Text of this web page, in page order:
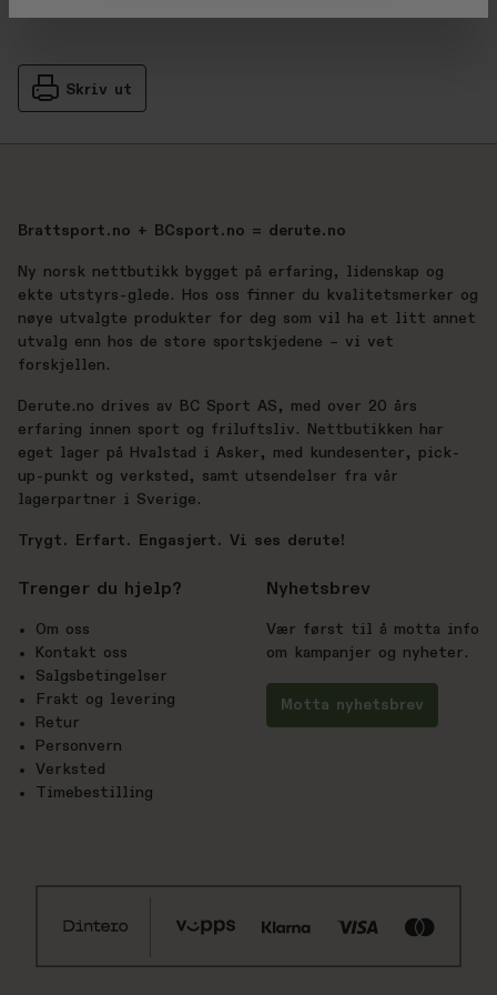
Skriv ut
Brattsport.no + BCsport.no = derute.no
Ny norsk nettbutikk bygget på erfaring, lidenskap og
ekte utstyrs-glede. Hos oss finner du kvalitetsmerker og
nøye utvalgte produkter for deg som vil ha et litt annet
utvalg enn hos de store sportskjedene – vi vet
forskjellen.
Derute.no drives av BC Sport AS, med over 20 års
erfaring innen sport og friluftsliv. Nettbutikken har
eget lager på Hvalstad i Asker, med kundesenter, pick-
up-punkt og verksted, samt utsendelser fra vår
lagerpartner i Sverige.
Trygt. Erfart. Engasjert. Vi ses derute!
Trenger du hjelp?
Om oss
Kontakt oss
Salgsbetingelser
Frakt og levering
Retur
Personvern
Verksted
Timebestilling
Nyhetsbrev
Vær først til å motta info
om kampanjer og nyheter.
Motta nyhetsbrev